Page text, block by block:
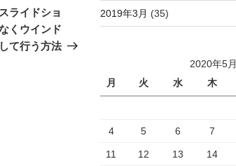
稿
ライドショ
くウインド
て行う方法
2019年3月 (35)
2020年5月
月
火 水 木
4 5 6 7
11 12 13 14